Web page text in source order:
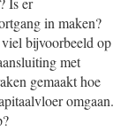
in maken?
bijvoorbeeld op
met
gemaakt hoe
omgaan.